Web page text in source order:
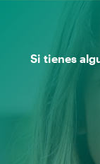
Si tienes